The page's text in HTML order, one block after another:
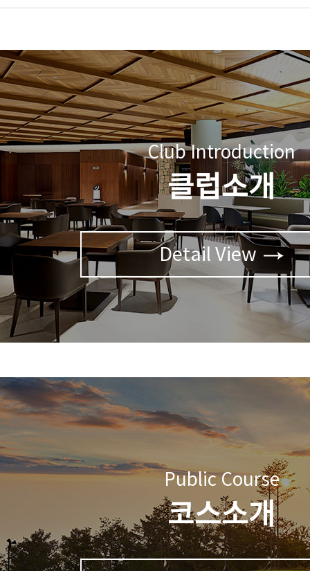
Club Introduction
클럽소개
Detail View
Public Course
코스소개